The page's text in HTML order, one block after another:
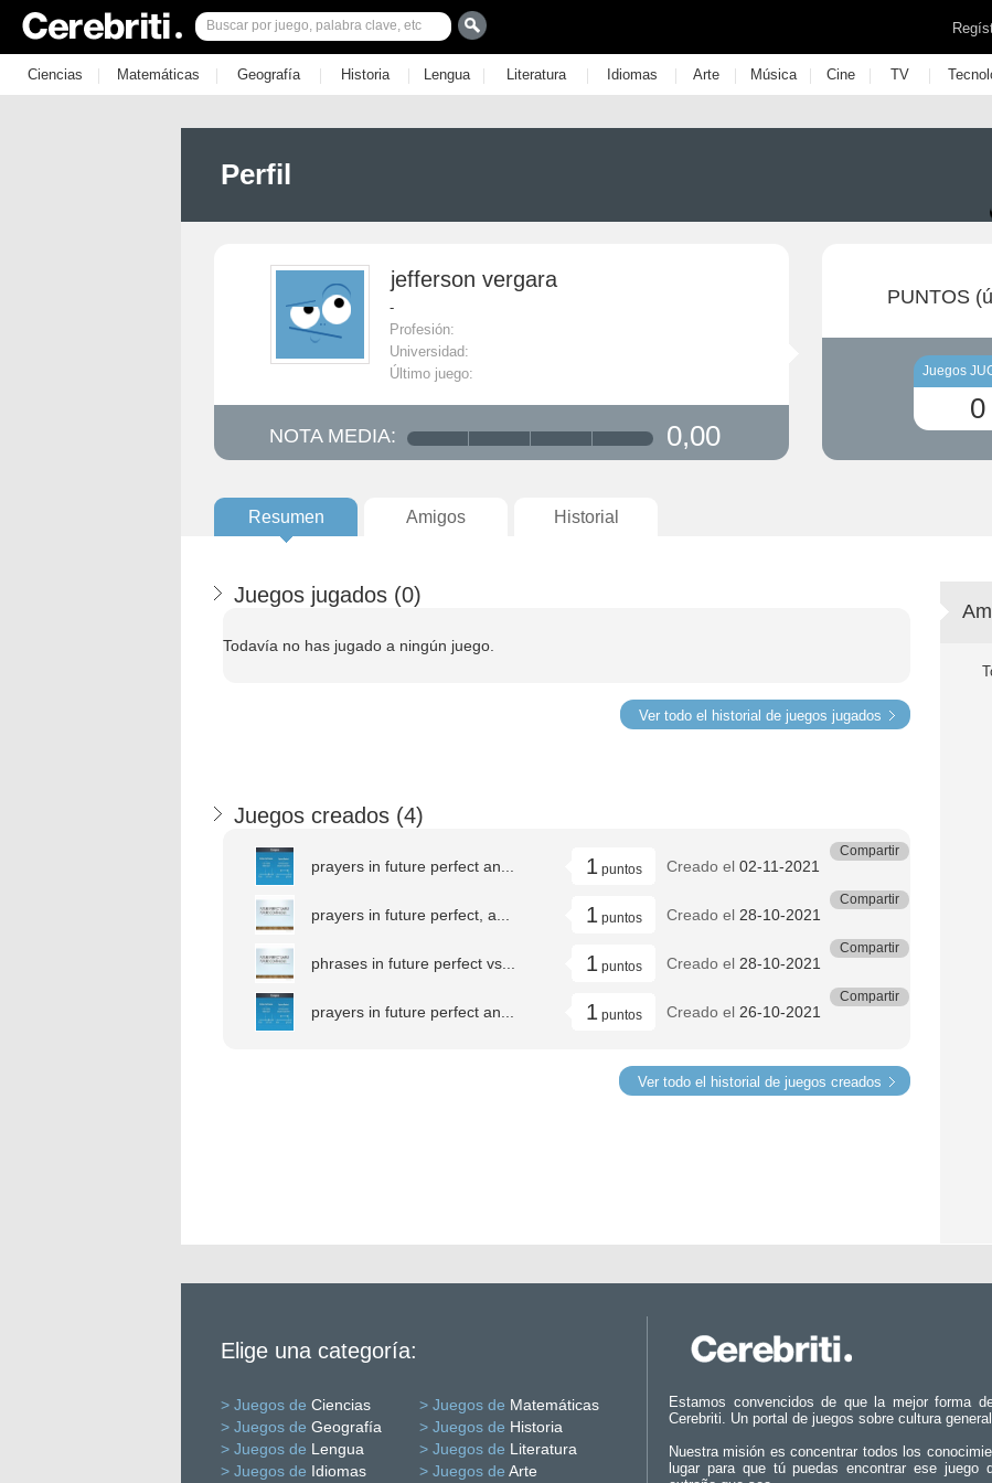
Ciencias | Matemáticas | Geografía | Historia | Lengua | Literatura | Idiomas | Arte | Música | Cine | TV |
Perfil
jefferson vergara
-
Profesión:
Universidad:
Último juego:
NOTA MEDIA: 0,00
PUNTOS
Juegos
0
Resumen Amigos Historial
Juegos jugados (0)
Todavía no has jugado a ningún juego.
Ver todo el historial de juegos jugados
Juegos creados (4)
prayers in future perfect an... 1puntos Creado el 02-11-2021
Compartir
prayers in future perfect, a... 1puntos Creado el 28-10-2021
Compartir
phrases in future perfect vs... 1puntos Creado el 28-10-2021
Compartir
prayers in future perfect an... 1puntos Creado el 26-10-2021
Compartir
Ver todo el historial de juegos creados
Elige una categoría:
> Juegos de Ciencias > Juegos de Matemáticas
> Juegos de Geografía > Juegos de Historia
> Juegos de Lengua > Juegos de Literatura
> Juegos de Idiomas > Juegos de Arte
Estamos convencidos de que la mejor forma
Cerebriti. Un portal de juegos sobre cultura
Nuestra misión es concentrar todos los
lugar para que tú puedas encontrar ese